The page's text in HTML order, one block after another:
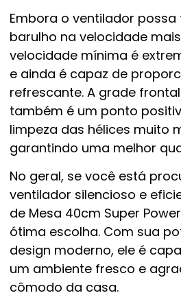
Embora o ventilador
barulho na velocidade
velocidade mínima é
e ainda é capaz de
refrescante. A grade
também é um ponto
limpeza das hélices muito
garantindo uma melhor
No geral, se você está
ventilador silencioso e
de Mesa 40cm Super
ótima escolha. Com sua
design moderno, ele é
um ambiente fresco e
cômodo da casa.